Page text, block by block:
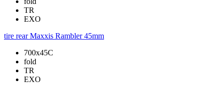
TR
EXO
tire rear Maxxis Rambler 45mm
700x45C
fold
TR
EXO